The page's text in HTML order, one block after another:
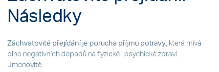
Následky
Záchvatovité přejídání je porucha příjmu potravy, která mívá
plno negativních dopadů na fyzické i psychické zdraví.
Jmenovitě: